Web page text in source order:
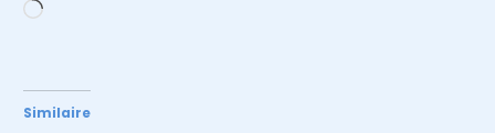
Chargement…
Similaire